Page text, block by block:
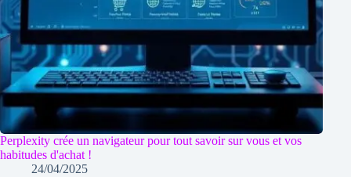
Perplexity crée un navigateur pour tout savoir sur vous et vos
habitudes d'achat !
24/04/2025